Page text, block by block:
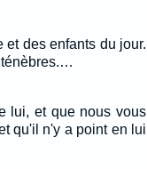
et des enfants du jour.
ténèbres.…
lui, et que nous vous
qu'il n'y a point en lui